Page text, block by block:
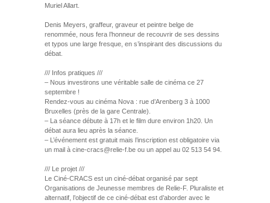
Muriel Allart.
Denis Meyers, graffeur, graveur et peintre belge de
renommée, nous fera l’honneur de recouvrir de ses dessins
et typos une large fresque, en s’inspirant des discussions du
débat.
/// Infos pratiques ///
– Nous investirons une véritable salle de cinéma ce 27
septembre !
Rendez-vous au cinéma Nova : rue d’Arenberg 3 à 1000
Bruxelles (près de la gare Centrale).
– La séance débute à 17h et le film dure environ 1h20. Un
débat aura lieu après la séance.
– L’événement est gratuit mais l’inscription est obligatoire via
un mail à cine-cracs@relie-f.be ou un appel au 02 513 54 94.
/// Le projet ///
Le Ciné-CRACS est un ciné-débat organisé par sept
Organisations de Jeunesse membres de Relie-F. Pluraliste et
alternatif, l’objectif de ce ciné-débat est d’aborder avec le